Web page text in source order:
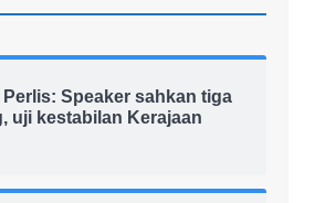
Speaker sahkan tiga
uji kestabilan Kerajaan